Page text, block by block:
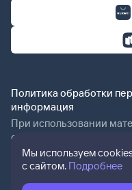
Политика обработки
информация
При использовании
обязательна.
Мы используем
с сайтом. Подробнее